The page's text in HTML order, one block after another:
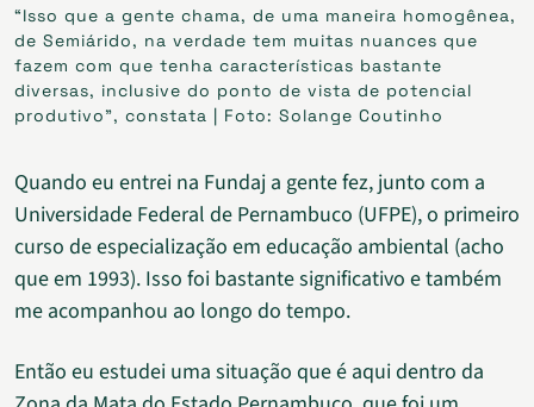
“Isso que a gente chama, de uma maneira homogênea,
de Semiárido, na verdade tem muitas nuances que
fazem com que tenha características bastante
diversas, inclusive do ponto de vista de potencial
produtivo”, constata | Foto: Solange Coutinho
Quando eu entrei na Fundaj a gente fez, junto com a
Universidade Federal de Pernambuco (UFPE), o primeiro
curso de especialização em educação ambiental (acho
que em 1993). Isso foi bastante significativo e também
me acompanhou ao longo do tempo.
Então eu estudei uma situação que é aqui dentro da